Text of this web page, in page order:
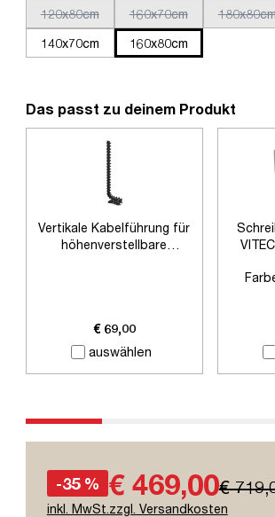
120x80cm 160x70cm
140x70cm
160x80cm
Das passt zu deinem Produkt
auswählen
Vertikale Kabelführung für
höhenverstellbare
€ 69,00
-35 % € 469,00€
inkl. MwSt.zzgl. Versandkosten